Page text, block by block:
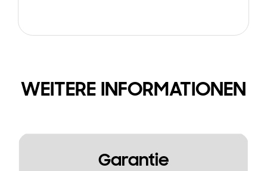
WEITERE INFORMATIONEN
Garantie